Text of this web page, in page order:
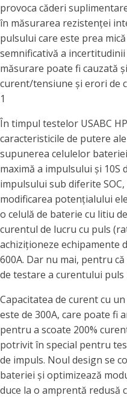
provoca căderi
în măsurarea rezistenței
pulsului care este prea
semnificativă a
măsurare poate fi cauzată
curent/tensiune și erori de
1
În timpul testelor USABC
caracteristicile de putere
supunerea celulelor
maximă a impulsului și 10S
impulsului sub diferite
modificarea potențialului
o celulă de baterie cu litiu
curentul de lucru cu puls
achiziționeze echipamente
600A. Dar nu mai, pentru
de testare a curentului puls
Capacitatea de curent cu
este de 300A, care poate fi
pentru a scoate 200%
potrivit în special pentru
de impuls. Noul design se
bateriei și optimizează
duce la o amprentă redusă